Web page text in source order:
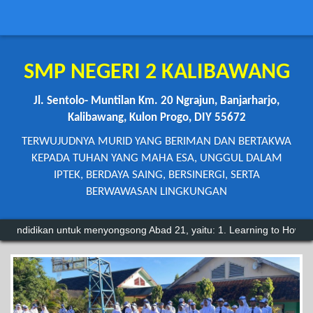
SMP NEGERI 2 KALIBAWANG
Jl. Sentolo- Muntilan Km. 20 Ngrajun, Banjarharjo,
Kalibawang, Kulon Progo, DIY 55672
TERWUJUDNYA MURID YANG BERIMAN DAN BERTAKWA
KEPADA TUHAN YANG MAHA ESA, UNGGUL DALAM
IPTEK, BERDAYA SAING, BERSINERGI, SERTA
BERWAWASAN LINGKUNGAN
menyongsong Abad 21, yaitu: 1. Learning to How (belajar untuk